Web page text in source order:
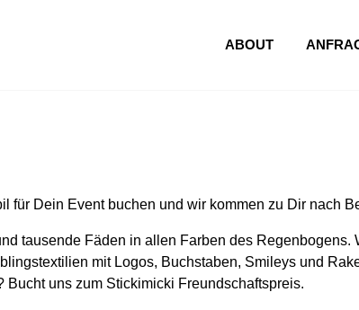
ABOUT
für Dein Event buchen und wir kommen zu Dir nach
tausende Fäden in allen Farben des
mit Logos, Buchstaben, Smileys und
uns zum Stickimicki Freundschaftspreis.